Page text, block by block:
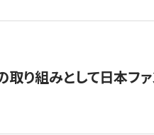
取り組みとして日本フ